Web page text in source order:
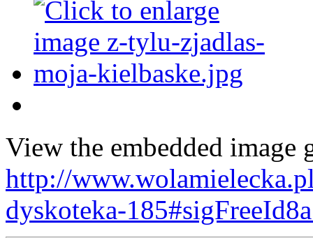
View the embedded image
http://
dyskoteka-